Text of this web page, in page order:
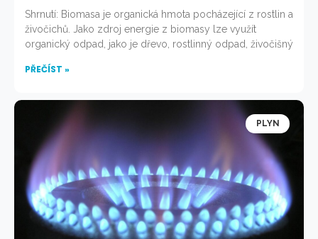
Shrnutí: Biomasa je organická hmota pocházející z rostlin a
živočichů. Jako zdroj energie z biomasy lze využít
organický odpad, jako je dřevo, rostlinný odpad, živočišný
PŘEČÍST »
PLYN